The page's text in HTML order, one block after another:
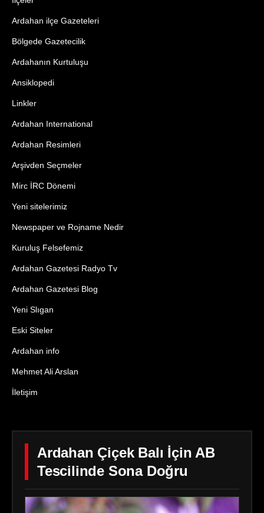
Ardahan ilçe Gazeteleri
Bölgede Gazetecilik
Ardahanın Kurtuluşu
Ansiklopedi
Linkler
Ardahan International
Ardahan Resimleri
Arşivden Seçmeler
Mirc İRC Dönemi
Yeni sitelerimiz
Newspaper ve Rojname Nedir
Kuruluş Felsefemiz
Ardahan Gazetesi Radyo Tv
Ardahan Gazetesi Blog
Yeni Slıgan
Eski Siteler
Ardahan info
Mehmet Ali Arslan
İletişim
Ardahan Çiçek Balı İçin AB
Tescilinde Sona Doğru